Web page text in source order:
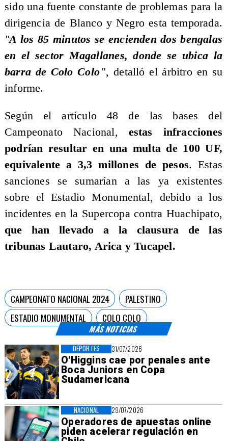
MÁS NOTICIAS
31/07/2026
O'Higgins cae por penales ante
Boca Juniors en Copa
Sudamericana
DEPORTES
29/07/2026
Operadores de apuestas online
piden acelerar regulación en
NACIONAL
sido una fuente constante de problemas para la
dirigencia de Blanco y Negro esta temporada.
"A los 85 minutos se encienden dos bengalas
en el sector Magallanes, donde se ubica la
barra de Colo Colo", detalló el árbitro en su
informe.
Según el artículo 48 de las bases del
Campeonato Nacional, estas infracciones
podrían resultar en una multa de 100 UF,
equivalente a 3,3 millones de pesos. Estas
sanciones se sumarían a las ya existentes
sobre el Estadio Monumental, debido a los
incidentes en la Supercopa contra Huachipato,
que han llevado a la clausura de las
tribunas Lautaro, Arica y Tucapel.
CAMPEONATO NACIONAL 2024
PALESTINO
ESTADIO MONUMENTAL
COLO COLO